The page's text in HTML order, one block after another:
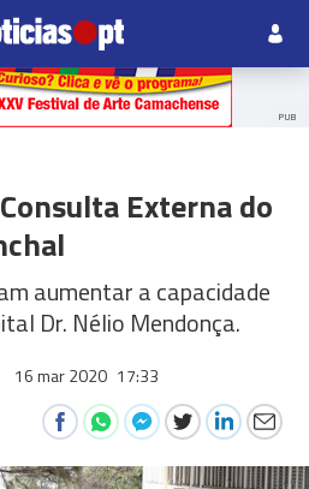
PUB
Externa do
aumentar a capacidade
Dr. Nélio Mendonça.
16 mar 2020 17:33